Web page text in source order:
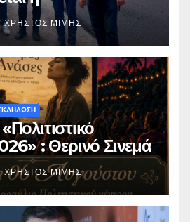
της οδού
ΧΡΉΣΤΟΣ ΜΊΜΗΣ
: Θερινό Σινεμά
ταινία
ΧΡΉΣΤΟΣ ΜΊΜΗΣ